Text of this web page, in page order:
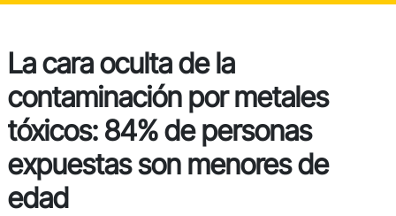
La cara oculta de la
contaminación por metales
tóxicos: 84% de personas
expuestas son menores de
edad